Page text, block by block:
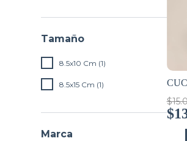
Tamaño
8.5x10 Cm (1)
8.5x15 Cm (1)
Marca